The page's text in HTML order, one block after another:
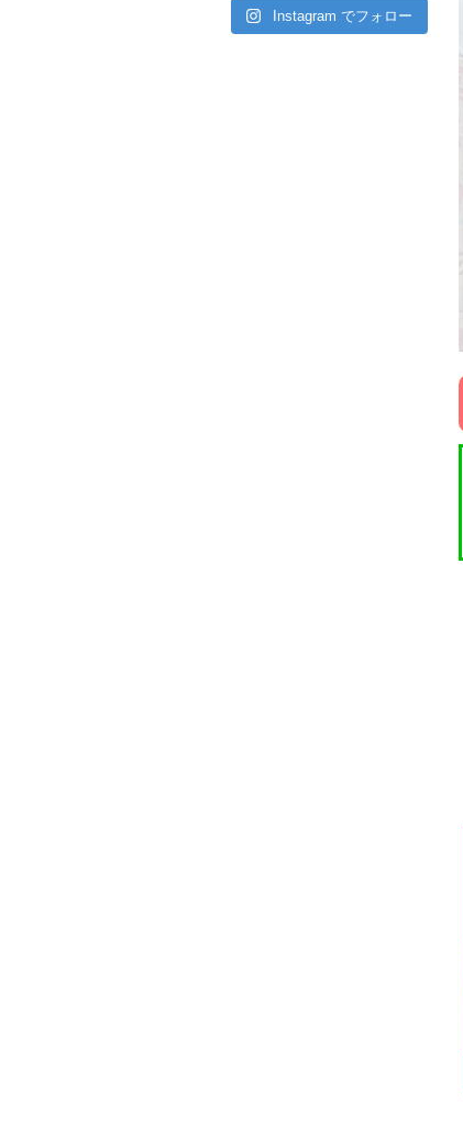
Instagram でフォロー